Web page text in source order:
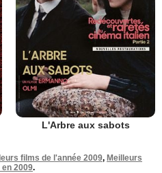
L'Arbre aux sabots
films de l'année 2009, Meilleurs
2009.